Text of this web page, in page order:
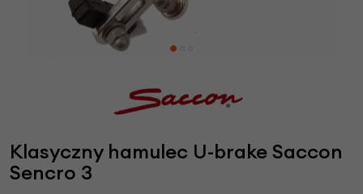
Klasyczny hamulec U-brake Saccon
Sencro 3